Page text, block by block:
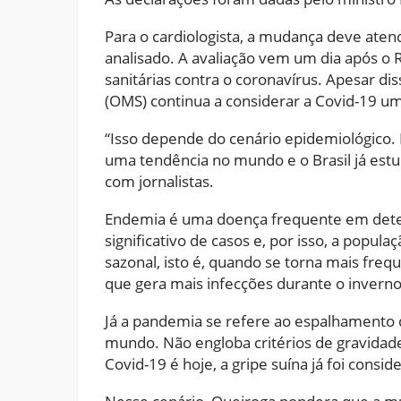
Para o cardiologista, a mudança deve
analisado. A avaliação vem um dia após
sanitárias contra o coronavírus. Apesar
(OMS) continua a considerar a Covid-19
“Isso depende do cenário epidemiológico.
uma tendência no mundo e o Brasil já
com jornalistas.
Endemia é uma doença frequente em
significativo de casos e, por isso, a
sazonal, isto é, quando se torna mais
que gera mais infecções durante o
Já a pandemia se refere ao
mundo. Não engloba critérios de
Covid-19 é hoje, a gripe suína já foi